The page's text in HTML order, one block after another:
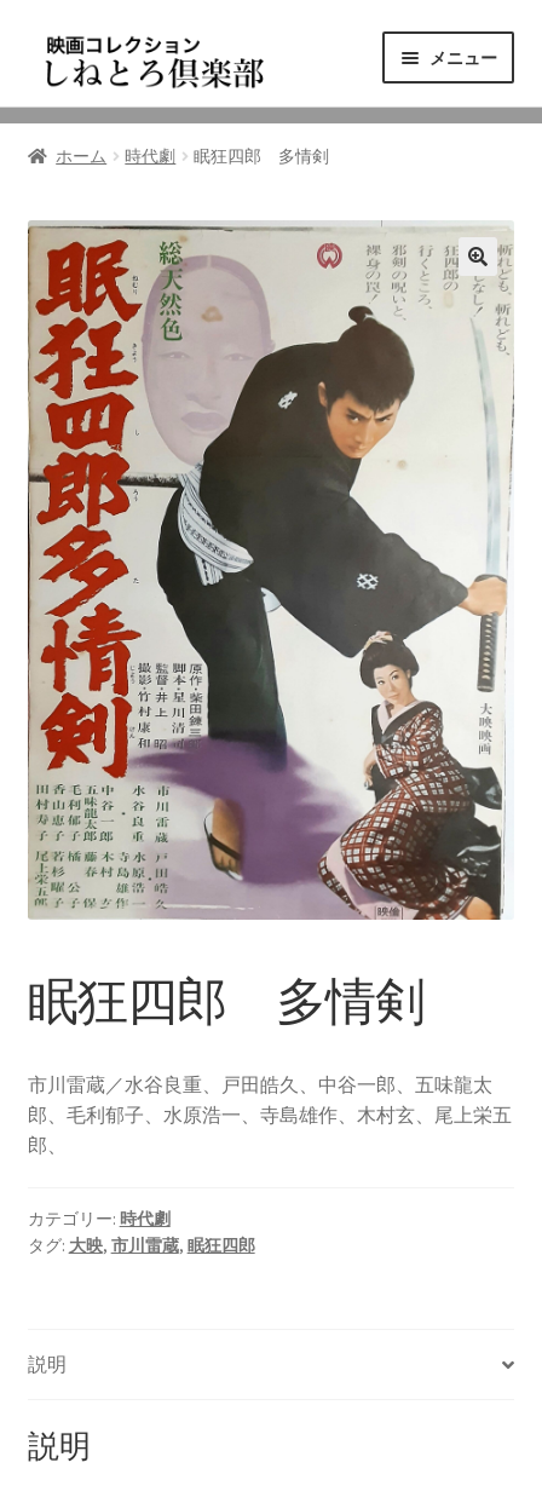
ゲ
シ
ン
へ
ス
キ
ッ
プ
テ
ツ
ス
キ
ッ
プ
メニュー
ニュース
東三河の映画館
しねとろ倶楽部について
リンクの旅
ホーム 時代劇 眠狂四郎 多情剣
眠狂四郎 多情剣
市川雷蔵／水谷良重、戸田皓久、中谷一郎、五味龍太
郎、毛利郁子、水原浩一、寺島雄作、木村玄、尾上栄五
郎、
カテゴリー: 時代劇
タグ: 大映, 市川雷蔵, 眠狂四郎
説明
説明